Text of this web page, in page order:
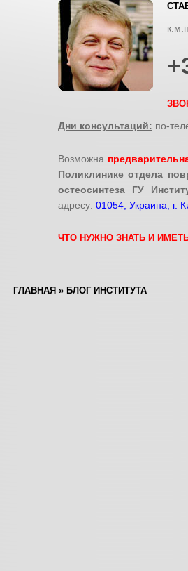
Дни консультаций: по-
Возможна
Поликлинике отдела
остеосинтеза ГУ
адресу: 01054, Украина, г.
ЧТО НУЖНО ЗНАТЬ И
ГЛАВНАЯ » БЛОГ ИНСТИТУТА